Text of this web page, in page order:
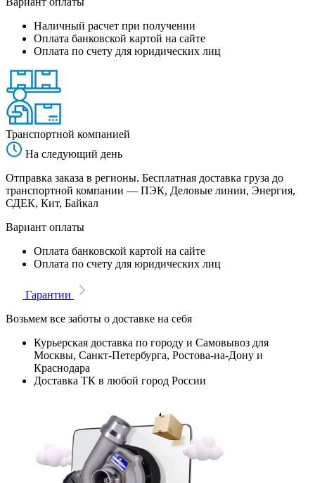
Наличный расчет при получении
Оплата банковской картой на сайте
Оплата по счету для юридических лиц
Транспортной компанией
На следующий день
Отправка заказа в регионы. Бесплатная доставка груза до
транспортной компании — ПЭК, Деловые линии, Энергия,
СДЕК, Кит, Байкал
Вариант оплаты
Оплата банковской картой на сайте
Оплата по счету для юридических лиц
Гарантии
Возьмем все заботы о доставке на себя
Курьерская доставка по городу и Самовывоз для
Москвы, Санкт-Петербурга, Ростова-на-Дону и
Краснодара
Доставка ТК в любой город России